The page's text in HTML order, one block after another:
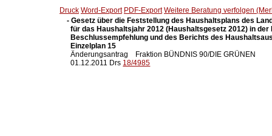
Druck Word-Export PDF-Export Weitere Beratung verfolgen
- Gesetz über die Feststellung des Haushaltsplans des
für das Haushaltsjahr 2012 (Haushaltsgesetz 2012) in
Beschlussempfehlung und des Berichts des
  Einzelplan 15
Änderungsantrag    Fraktion BÜNDNIS 90/DIE GRÜNEN
  01.12.2011 Drs
18/4985